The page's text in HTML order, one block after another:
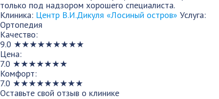
только под надзором хорошего специалиста.
Клиника: Центр В.И.Дикуля «Лосиный остров» Услуга:
Ортопедия
Качество:
9.0 ★★★★★★★★★
Цена:
7.0 ★★★★★★★
Комфорт:
7.0 ★★★★★★★★★
Оставьте свой отзыв о клинике